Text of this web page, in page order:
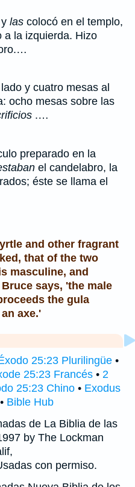
las colocó en el templo,
a la izquierda. Hizo
y cuatro mesas al
ocho mesas sobre las
.…
preparado en la
el candelabro, la
éste se llama el
and other fragrant
that of the two
masculine, and
says, 'the male
the gula
axe.'
25:23 Plurilingüe •
25:23 Francés • 2
25:23 Chino • Exodus
• Bible Hub
de La Biblia de las
by The Lockman
con permiso.